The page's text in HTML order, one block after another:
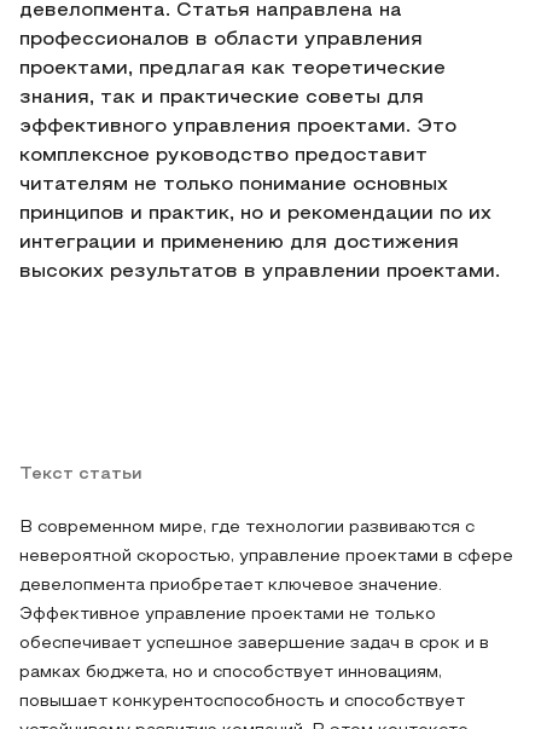
девелопмента. Статья направлена на
профессионалов в области управления
проектами, предлагая как теоретические
знания, так и практические советы для
эффективного управления проектами. Это
комплексное руководство предоставит
читателям не только понимание основных
принципов и практик, но и рекомендации по их
интеграции и применению для достижения
высоких результатов в управлении проектами.
Текст статьи
В современном мире, где технологии развиваются с
невероятной скоростью, управление проектами в сфере
девелопмента приобретает ключевое значение.
Эффективное управление проектами не только
обеспечивает успешное завершение задач в срок и в
рамках бюджета, но и способствует инновациям,
повышает конкурентоспособность и способствует